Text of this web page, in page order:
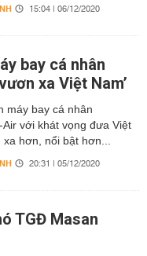
15:04 | 06/12/2020
bay cá nhân
xa Việt Nam’
máy bay cá nhân
Air với khát vọng đưa Việt
xa hơn, nổi bật hơn...
20:31 | 05/12/2020
TGĐ Masan